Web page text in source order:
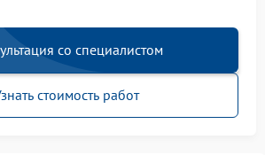
со специалистом
стоимость работ